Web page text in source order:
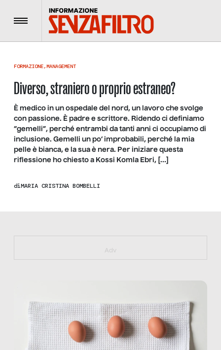
Menu
FORMAZIONE,MANAGEMENT
Diverso, straniero o proprio estraneo?
È medico in un ospedale del nord, un lavoro che svolge
con passione. È padre e scrittore. Ridendo ci definiamo
“gemelli”, perché entrambi da tanti anni ci occupiamo di
inclusione. Gemelli un po’ improbabili, perché la mia
pelle è bianca, e la sua è nera. Per iniziare questa
riflessione ho chiesto a Kossi Komla Ebri, […]
diMARIA CRISTINA BOMBELLI
https://bit.ly/muster_aggiornamento
Adv